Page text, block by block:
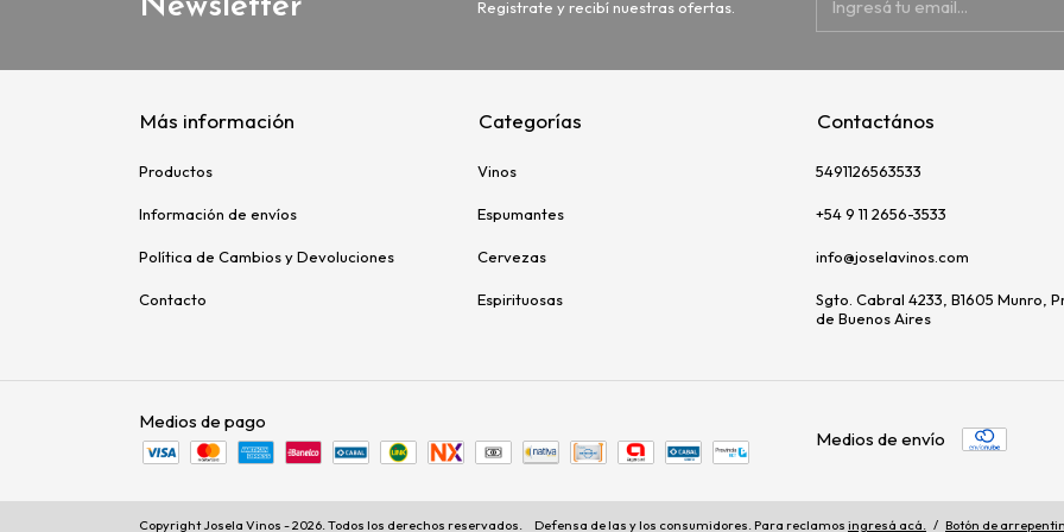
Newsletter Registrate y recibí nuestras ofertas.
Más información
Productos
Información de envíos
Política de Cambios y Devoluciones
Contacto
Categorías
Vinos
Espumantes
Cervezas
Espirituosas
Contactános
5491126563533
+54 9 11 2656-3533
info@joselavinos.com
Sgto. Cabral 4233, B1605 Munro,
de Buenos Aires
Medios de pago
Medios de envío
Copyright Josela Vinos - 2026. Todos los derechos reservados. Defensa de las y los consumidores. Para reclamos ingresá acá. / Botón de